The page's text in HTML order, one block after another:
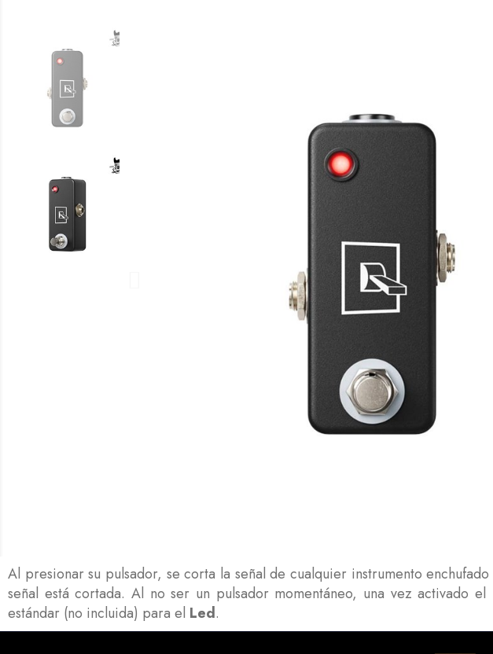
Al presionar su pulsador, se corta la señal de cualquier instrumento
señal está cortada. Al no ser un pulsador momentáneo, una vez activado
estándar (no incluida) para el Led.